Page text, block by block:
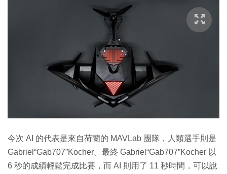
今次 AI 的代表是來自荷蘭的 MAVLab 團隊，人類選手則是
Gabriel“Gab707”Kocher。最終 Gabriel“Gab707”Kocher 以
6 秒的成績輕鬆完成比賽，而 AI 則用了 11 秒時間，可以說